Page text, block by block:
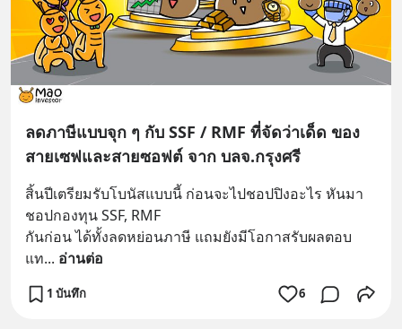
ลดภาษีแบบจุก ๆ กับ SSF / RMF ที่จัดว่าเด็ด ของ
สายเซฟและสายซอฟต์ จาก บลจ.กรุงศรี
สิ้นปีเตรียมรับโบนัสแบบนี้ ก่อนจะไปชอปปิงอะไร หันมา
ชอปกองทุน SSF, RMF
กันก่อน ได้ทั้งลดหย่อนภาษี แถมยังมีโอกาสรับผลตอบ
แท... อ่านต่อ
1 บันทึก 6